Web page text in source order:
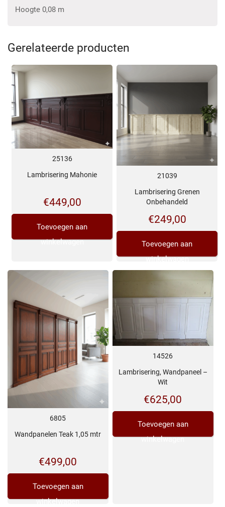
Hoogte 0,08 m
Gerelateerde producten
25136
Lambrisering Mahonie
€449,00
Toevoegen aan
winkelwagen
21039
Lambrisering Grenen
Onbehandeld
€249,00
Toevoegen aan
winkelwagen
6805
Wandpanelen Teak 1,05 mtr
€499,00
Toevoegen aan
winkelwagen
14526
Lambrisering, Wandpaneel –
Wit
€625,00
Toevoegen aan
winkelwagen